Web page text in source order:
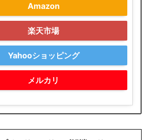
Amazon
楽天市場
Yahooショッピング
メルカリ